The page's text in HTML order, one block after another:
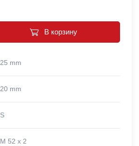
В корзину
25 mm
20 mm
S
M 52 x 2